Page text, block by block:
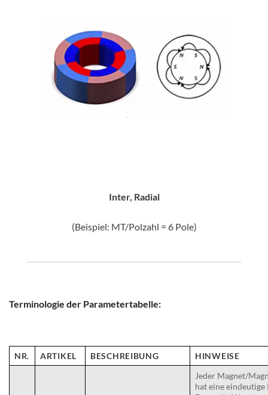
Inter, Radial
(Beispiel: MT/Polzahl = 6 Pole)
Terminologie der Parametertabelle:
NR. ARTIKEL BESCHREIBUNG HINWEISE
Jeder Magnet/
hat eine eindeutige